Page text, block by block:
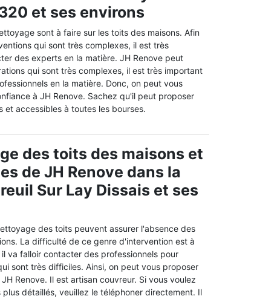
et ses environs
sont à faire sur les toits des maisons. Afin
qui sont très complexes, il est très
des experts en la matière. JH Renove peut
qui sont très complexes, il est très important
en la matière. Donc, on peut vous
à JH Renove. Sachez qu'il peut proposer
et accessibles à toutes les bourses.
des toits des maisons et
de JH Renove dans la
Sur Lay Dissais et ses
des toits peuvent assurer l'absence des
La difficulté de ce genre d'intervention est à
va falloir contacter des professionnels pour
sont très difficiles. Ainsi, on peut vous proposer
Renove. Il est artisan couvreur. Si vous voulez
plus détaillés, veuillez le téléphoner directement. Il